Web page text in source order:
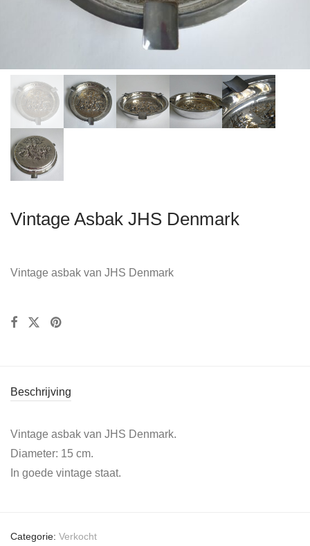
Vintage Asbak JHS Denmark
Vintage asbak van JHS Denmark
Beschrijving
Vintage asbak van JHS Denmark.
Diameter: 15 cm.
In goede vintage staat.
Categorie: Verkocht